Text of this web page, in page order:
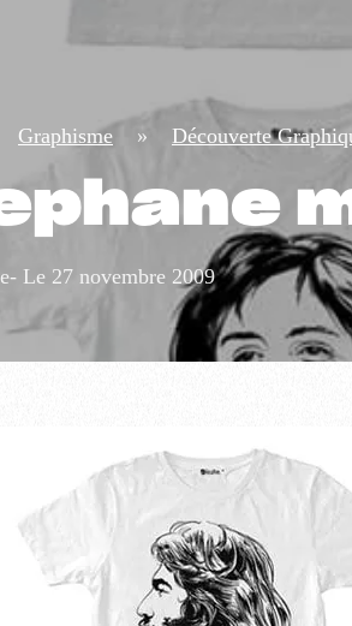
Graphisme » Découverte
Le 27 novembre 2009